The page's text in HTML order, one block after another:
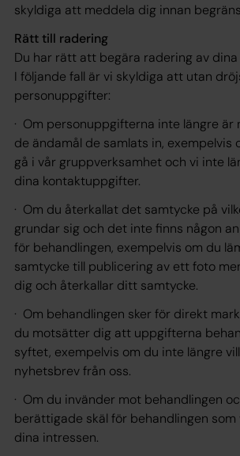
skyldiga att meddela dig innan
Rätt till radering
Du har rätt att begära radering av
I följande fall är vi skyldiga att utan
personuppgifter:
· Om personuppgifterna inte längre är
de ändamål de samlats in, exempelvis
gå i vår gruppverksamhet och vi inte
dina kontaktuppgifter.
· Om du återkallat det samtycke på
grundar sig och det inte finns någon
för behandlingen, exempelvis om du
samtycke till publicering av ett foto
dig och återkallar ditt samtycke.
· Om behandlingen sker för direkt
du motsätter dig att uppgifterna
syftet, exempelvis om du inte längre
nyhetsbrev från oss.
· Om du invänder mot behandlingen
berättigade skäl för behandlingen
dina intressen.